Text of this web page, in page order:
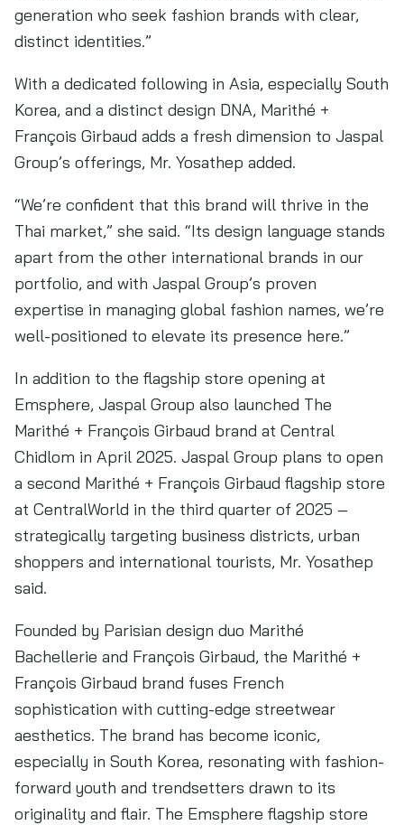
generation who seek fashion brands with clear,
distinct identities.”
With a dedicated following in Asia, especially South
Korea, and a distinct design DNA, Marithé +
François Girbaud adds a fresh dimension to Jaspal
Group’s offerings, Mr. Yosathep added.
“We’re confident that this brand will thrive in the
Thai market,” she said. “Its design language stands
apart from the other international brands in our
portfolio, and with Jaspal Group’s proven
expertise in managing global fashion names, we’re
well-positioned to elevate its presence here.”
In addition to the flagship store opening at
Emsphere, Jaspal Group also launched The
Marithé + François Girbaud brand at Central
Chidlom in April 2025. Jaspal Group plans to open
a second Marithé + François Girbaud flagship store
at CentralWorld in the third quarter of 2025 –
strategically targeting business districts, urban
shoppers and international tourists, Mr. Yosathep
said.
Founded by Parisian design duo Marithé
Bachellerie and François Girbaud, the Marithé +
François Girbaud brand fuses French
sophistication with cutting-edge streetwear
aesthetics. The brand has become iconic,
especially in South Korea, resonating with fashion-
forward youth and trendsetters drawn to its
originality and flair. The Emsphere flagship store